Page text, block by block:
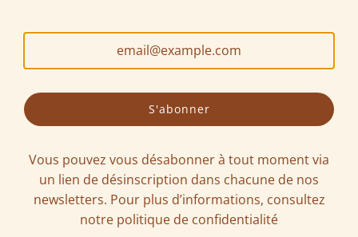
Mentions légales -Politique de confidentialité-
Conditions générales de vente-Manger bouger
S'abonner
Vous pouvez vous désabonner à tout moment via
un lien de désinscription dans chacune de nos
newsletters. Pour plus d’informations, consultez
notre politique de confidentialité